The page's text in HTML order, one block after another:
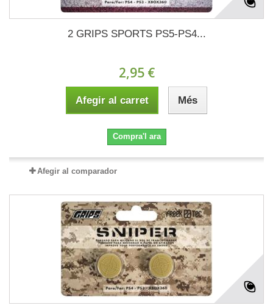
2 GRIPS SPORTS PS5-PS4...
2,95 €
Afegir al carret Més
Compra'l ara
Afegir al comparador